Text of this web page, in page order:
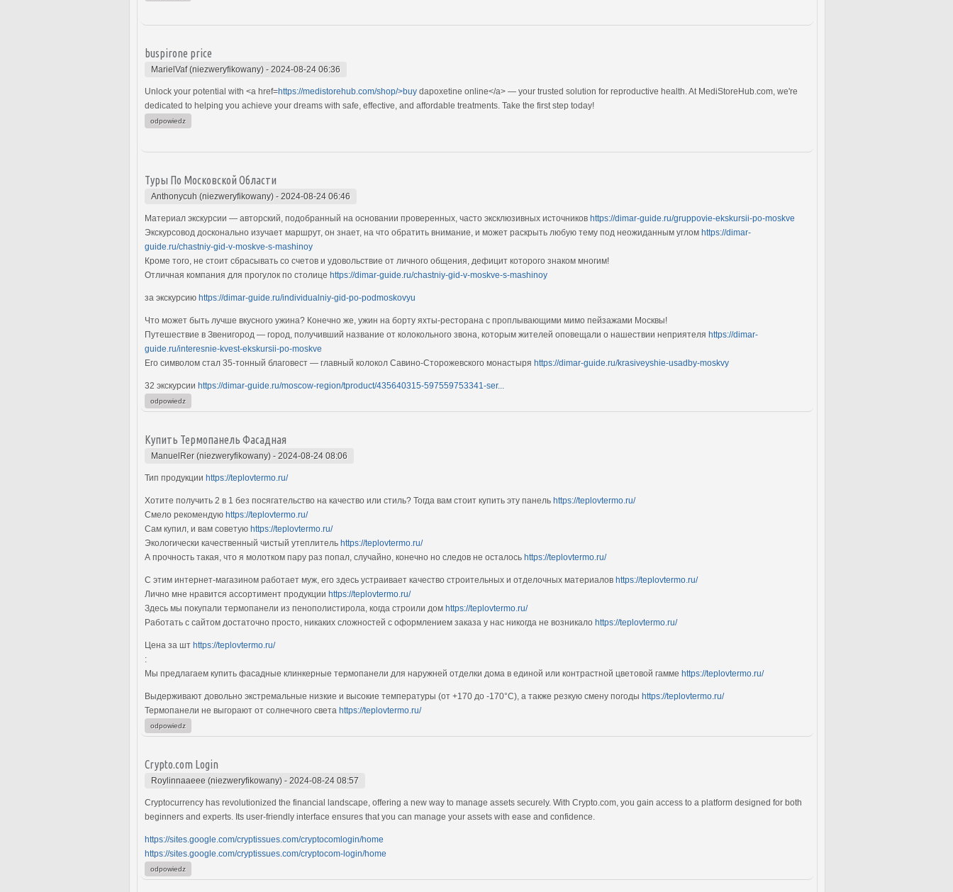
buspirone price
MarielVaf (niezweryfikowany) - 2024-08-24 06:36
Unlock your potential with <a href=https://medistorehub.com/shop/>buy dapoxetine online</a> — your trusted solution for reproductive health. At MediStoreHub.com, we're
dedicated to helping you achieve your dreams with safe, effective, and affordable treatments. Take the first step today!
odpowiedz
Туры По Московской Области
Anthonycuh (niezweryfikowany) - 2024-08-24 06:46
Материал экскурсии — авторский, подобранный на основании проверенных, часто эксклюзивных источников https://dimar-guide.ru/gruppovie-ekskursii-po-moskve
Экскурсовод досконально изучает маршрут, он знает, на что обратить внимание, и может раскрыть любую тему под неожиданным углом https://dimar-
guide.ru/chastniy-gid-v-moskve-s-mashinoy
Кроме того, не стоит сбрасывать со счетов и удовольствие от личного общения, дефицит которого знаком многим!
Отличная компания для прогулок по столице https://dimar-guide.ru/chastniy-gid-v-moskve-s-mashinoy
за экскурсию https://dimar-guide.ru/individualniy-gid-po-podmoskovyu
Что может быть лучше вкусного ужина? Конечно же, ужин на борту яхты-ресторана с проплывающими мимо пейзажами Москвы!
Путешествие в Звенигород — город, получивший название от колокольного звона, которым жителей оповещали о нашествии неприятеля https://dimar-
guide.ru/interesnie-kvest-ekskursii-po-moskve
Его символом стал 35-тонный благовест — главный колокол Савино-Сторожевского монастыря https://dimar-guide.ru/krasiveyshie-usadby-moskvy
32 экскурсии https://dimar-guide.ru/moscow-region/tproduct/435640315-597559753341-ser...
odpowiedz
Купить Термопанель Фасадная
ManuelRer (niezweryfikowany) - 2024-08-24 08:06
Тип продукции https://teplovtermo.ru/
Хотите получить 2 в 1 без посягательство на качество или стиль? Тогда вам стоит купить эту панель https://teplovtermo.ru/
Смело рекомендую https://teplovtermo.ru/
Сам купил, и вам советую https://teplovtermo.ru/
Экологически качественный чистый утеплитель https://teplovtermo.ru/
А прочность такая, что я молотком пару раз попал, случайно, конечно но следов не осталось https://teplovtermo.ru/
С этим интернет-магазином работает муж, его здесь устраивает качество строительных и отделочных материалов https://teplovtermo.ru/
Лично мне нравится ассортимент продукции https://teplovtermo.ru/
Здесь мы покупали термопанели из пенополистирола, когда строили дом https://teplovtermo.ru/
Работать с сайтом достаточно просто, никаких сложностей с оформлением заказа у нас никогда не возникало https://teplovtermo.ru/
Цена за шт https://teplovtermo.ru/
:
Мы предлагаем купить фасадные клинкерные термопанели для наружней отделки дома в единой или контрастной цветовой гамме https://teplovtermo.ru/
Выдерживают довольно экстремальные низкие и высокие температуры (от +170 до -170°С), а также резкую смену погоды https://teplovtermo.ru/
Термопанели не выгорают от солнечного света https://teplovtermo.ru/
odpowiedz
Crypto.com Login
Roylinnaaeee (niezweryfikowany) - 2024-08-24 08:57
Cryptocurrency has revolutionized the financial landscape, offering a new way to manage assets securely. With Crypto.com, you gain access to a platform designed for both
beginners and experts. Its user-friendly interface ensures that you can manage your assets with ease and confidence.
https://sites.google.com/cryptissues.com/cryptocomlogin/home
https://sites.google.com/cryptissues.com/cryptocom-login/home
odpowiedz